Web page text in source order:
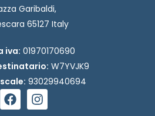
Garibaldi,
65127 Italy
iva: 01970170690
W7YVJK9
93029940694
F
a
I
n